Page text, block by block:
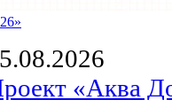
«Аква